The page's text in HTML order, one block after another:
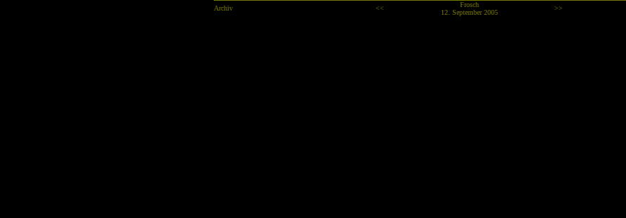
Archiv << Frosch >>
12. September 2005